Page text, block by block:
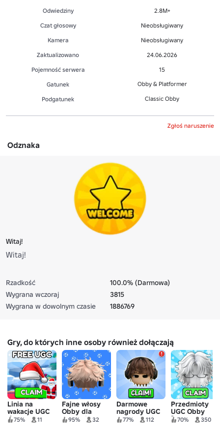
Odwiedziny
2.8M+
Czat głosowy
Nieobsługiwany
Kamera
Nieobsługiwany
Zaktualizowano
24.06.2026
Pojemność serwera
15
Gatunek
Obby & Platformer
Podgatunek Classic Obby
Zgłoś naruszenie
Odznaka
Witaj!
Witaj!
Rzadkość
100.0% (Darmowa)
Wygrana wczoraj
3815
Wygrana w dowolnym czasie
1886769
Gry, do których inne osoby również dołączają
Linia na
wakacje UGC
🎄75% 11
Fajne włosy
Obby dla
chłopców
95% 32
Darmowe
nagrody UGC
dla chłopców -
77% 112
Przedmioty
UGC Obby
[AFK lub Play]
70% 350